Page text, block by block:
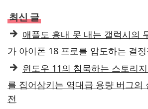
최신 글
애플도 흉내 못 내는 갤럭시의
가 아이폰 18 프로를 압도하는 결
윈도우 11의 침묵하는 스토리
를 집어삼키는 역대급 용량 버그의
전